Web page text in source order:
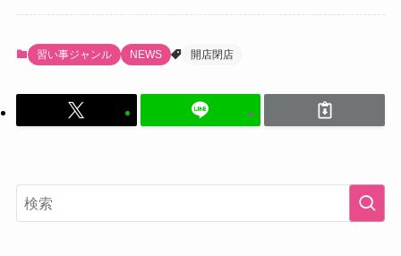
習い事ジャンル NEWS 開店閉店